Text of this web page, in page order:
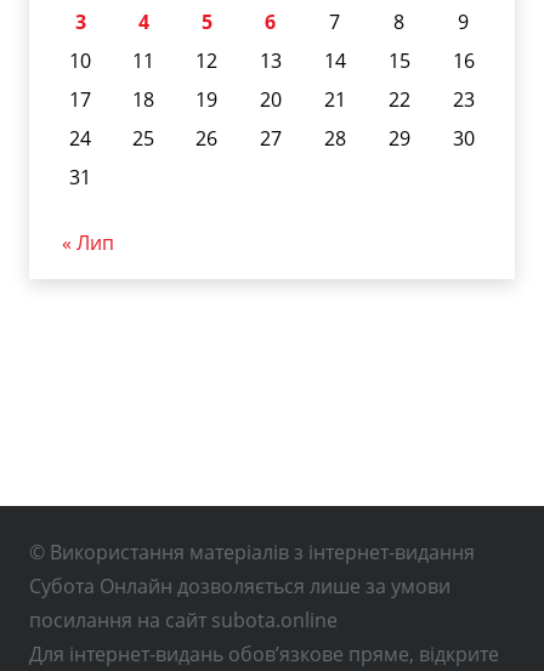
3
4 5 6 7 8
9
10
11 12 13 14 15
16
17
18 19 20 21 22
23
24
25 26 27 28 29
30
31
« Лип
© Використання матеріалів з інтернет-видання
Субота Онлайн дозволяється лише за умови
посилання на сайт subota.online
Для інтернет-видань обов’язкове пряме, відкрите